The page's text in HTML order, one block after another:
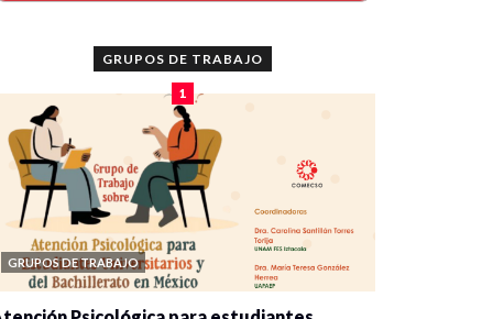
GRUPOS DE TRABAJO
1
GRUPOS DE TRABAJO